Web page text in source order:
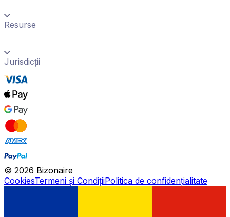
Resurse
Jurisdicții
© 2026 Bizonaire
CookiesTermeni și CondițiiPolitica de confidențialitate